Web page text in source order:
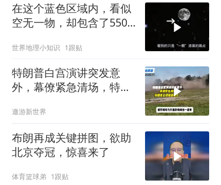
在这个蓝色区域内，看似
空无一物，却包含了5500
世界地理小知识 1跟贴
特朗普白宫演讲突发意
外，幕僚紧急清场，特朗
遨游新世界
布朗再成关键拼图，欲助
北京夺冠，惊喜来了
体育篮球弟 1跟贴